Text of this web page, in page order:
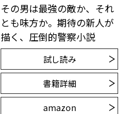
その男は最強の敵か、それ
とも味方か。期待の新人が
描く、圧倒的警察小説
試し読み
書籍詳細
amazon